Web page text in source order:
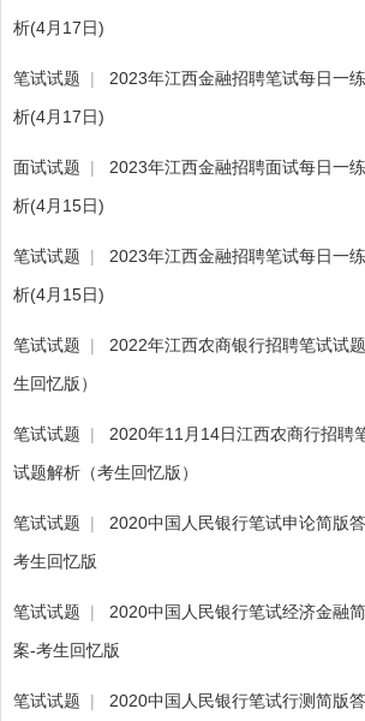
析(4月17日)
笔试试题 |
2023年江西金融招聘笔试每日一
析(4月17日)
面试试题 |
2023年江西金融招聘面试每日一
析(4月15日)
笔试试题 |
2023年江西金融招聘笔试每日一
析(4月15日)
笔试试题 |
2022年江西农商银行招聘笔试试
生回忆版）
笔试试题 |
2020年11月14日江西农商行招聘
试题解析（考生回忆版）
笔试试题 |
2020中国人民银行笔试申论简版
考生回忆版
笔试试题 |
2020中国人民银行笔试经济金融
案-考生回忆版
笔试试题 |
2020中国人民银行笔试行测简版